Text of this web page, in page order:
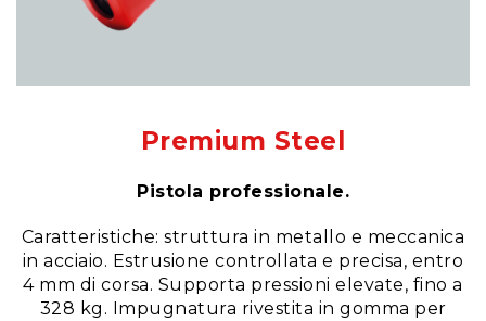
Premium Steel
Pistola professionale.
Caratteristiche: struttura in metallo e meccanica
in acciaio. Estrusione controllata e precisa, entro
4 mm di corsa. Supporta pressioni elevate, fino a
328 kg. Impugnatura rivestita in gomma per